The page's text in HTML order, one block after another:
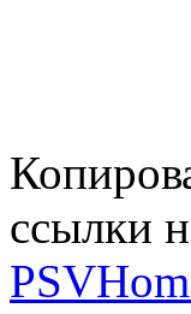
ссылки